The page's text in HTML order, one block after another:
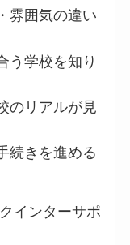
雰囲気の違い
う学校を知り
のリアルが見
続きを進める
インターサポ